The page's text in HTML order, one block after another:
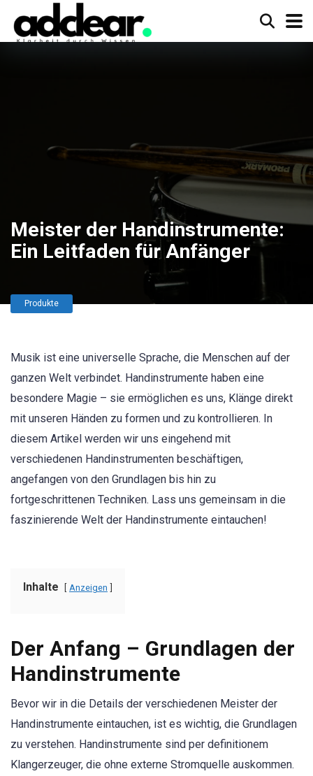
Meister der Handinstrumente:
Ein Leitfaden für Anfänger
Produkte
Musik ist eine universelle Sprache, die Menschen auf der
ganzen Welt verbindet. Handinstrumente haben eine
besondere Magie – sie ermöglichen es uns, Klänge direkt
mit unseren Händen zu formen und zu kontrollieren. In
diesem Artikel werden wir uns eingehend mit
verschiedenen Handinstrumenten beschäftigen,
angefangen von den Grundlagen bis hin zu
fortgeschrittenen Techniken. Lass uns gemeinsam in die
faszinierende Welt der Handinstrumente eintauchen!
Inhalte Anzeigen
Der Anfang – Grundlagen der
Handinstrumente
Bevor wir in die Details der verschiedenen Meister der
Handinstrumente eintauchen, ist es wichtig, die Grundlagen
zu verstehen. Handinstrumente sind per definitionem
Klangerzeuger, die ohne externe Stromquelle auskommen.